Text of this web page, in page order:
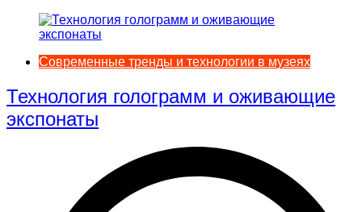
Современные тренды и технологии в музеях
Технология голограмм и оживающие
экспонаты